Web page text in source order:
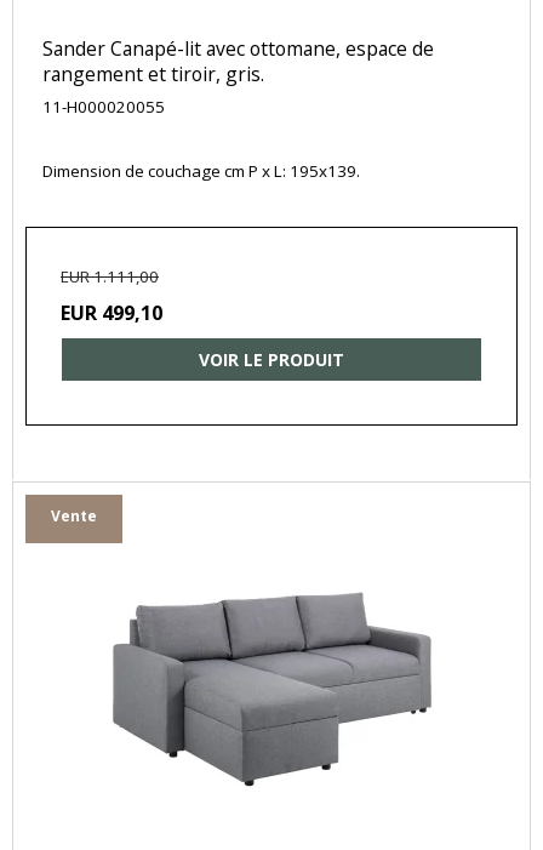
Sander Canapé-lit avec ottomane, espace de
rangement et tiroir, gris.
11-H000020055
Dimension de couchage cm P x L: 195x139.
EUR 1.111,00
EUR 499,10
VOIR LE PRODUIT
Vente